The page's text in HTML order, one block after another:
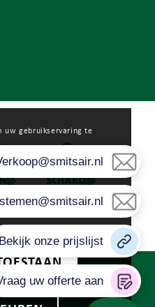
uw gebruikservaring te
te analyseren en voor
over hoe wij cookies
door op "Voorkeuren" te
gebruik van cookies, klikt u